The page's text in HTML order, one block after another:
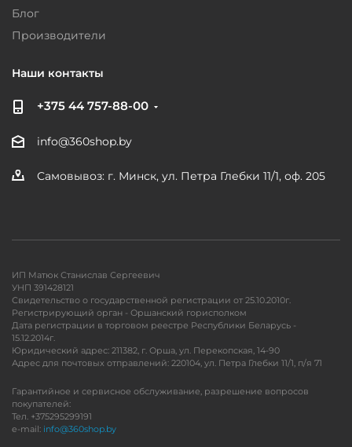
Блог
Производители
Наши контакты
+375 44 757-88-00
info@360shop.by
Самовывоз: г. Минск, ул. Петра Глебки 11/1, оф. 205
ИП Матюк Станислав Сергеевич
УНП 391428121
Свидетельство о государственной регистрации от 25.10.2010г.
Регистрирующий орган - Оршанский горисполком
Дата регистрации в торговом реестре Республики Беларусь -
15.12.2014г.
Юридический адрес: 211382, г. Орша, ул. Перекопская, 14-90
Адрес для почтовых отправлений: 220104, ул. Петра Глебки 11/1, п/я 71
Гарантийное и сервисное обслуживание, разрешение вопросов
покупателей:
Тел. +375295299191
e-mail: info@360shop.by